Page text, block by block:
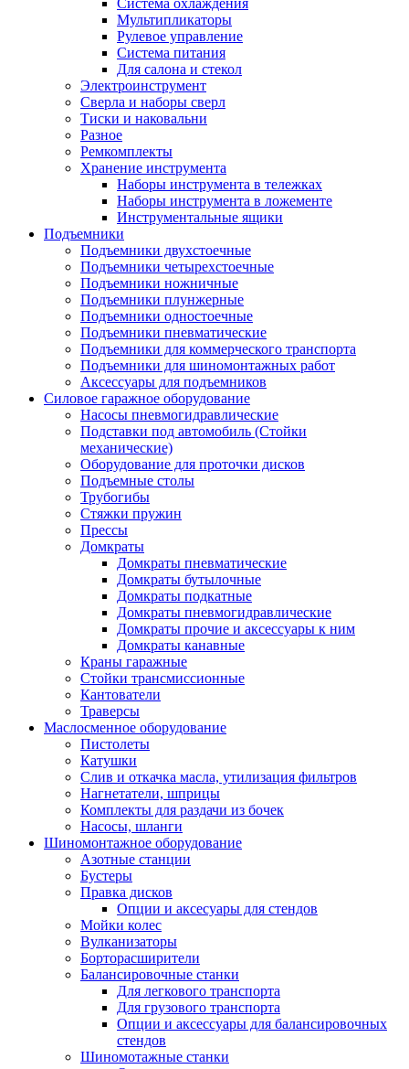
Система охлаждения
Мультипликаторы
Рулевое управление
Система питания
Для салона и стекол
Электроинструмент
Сверла и наборы сверл
Тиски и наковальни
Разное
Ремкомплекты
Хранение инструмента
Наборы инструмента в тележках
Наборы инструмента в ложементе
Инструментальные ящики
Подъемники
Подъемники двухстоечные
Подъемники четырехстоечные
Подъемники ножничные
Подъемники плунжерные
Подъемники одностоечные
Подъемники пневматические
Подъемники для коммерческого транспорта
Подъемники для шиномонтажных работ
Аксессуары для подъемников
Силовое гаражное оборудование
Насосы пневмогидравлические
Подставки под автомобиль (Стойки
механические)
Оборудование для проточки дисков
Подъемные столы
Трубогибы
Стяжки пружин
Прессы
Домкраты
Домкраты пневматические
Домкраты бутылочные
Домкраты подкатные
Домкраты пневмогидравлические
Домкраты прочие и аксессуары к ним
Домкраты канавные
Краны гаражные
Стойки трансмиссионные
Кантователи
Траверсы
Маслосменное оборудование
Пистолеты
Катушки
Слив и откачка масла, утилизация фильтров
Нагнетатели, шприцы
Комплекты для раздачи из бочек
Насосы, шланги
Шиномонтажное оборудование
Азотные станции
Бустеры
Правка дисков
Опции и аксесуары для стендов
Мойки колес
Вулканизаторы
Борторасширители
Балансировочные станки
Для легкового транспорта
Для грузового транспорта
Опции и аксессуары для балансировочных
стендов
Шиномотажные станки